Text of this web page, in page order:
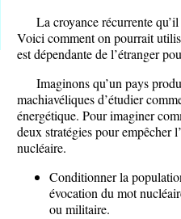
La croyance récurrente qu’il
Voici comment on pourrait
est dépendante de l’étranger
Imaginons qu’un pays
machiavéliques d’étudier
énergétique. Pour imaginer
deux stratégies pour empêcher
nucléaire.
Conditionner la
évocation du mot
ou militaire.